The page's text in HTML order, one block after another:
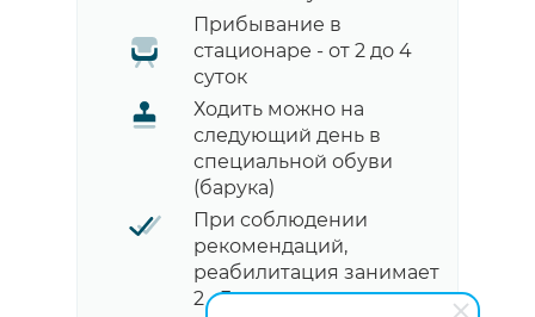
Прибывание в
стационаре - от 2 до 4
суток
Ходить можно на
следующий день в
специальной обуви
(барука)
При соблюдении
рекомендаций,
реабилитация занимает
2 - 3 месяца